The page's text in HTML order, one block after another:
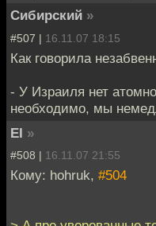
Сибирский »
#507 | 16.11.07 18:15
Как говорила
- У Израиля нет
необходимо, мы
EI »
#508 | 16.11.07 21:55
Кому: hohruk, #504